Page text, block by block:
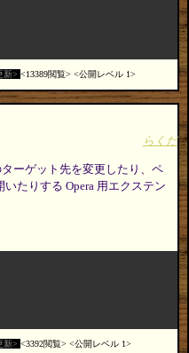
新 13389閲覧 公開レベル 1
らくだ
ーゲット先を変更したり、ペ
たりする Opera 用エクステン
新 3392閲覧 公開レベル 1